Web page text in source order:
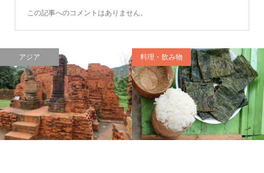
この記事へのコメントはありません。
アジア 料理・飲み物